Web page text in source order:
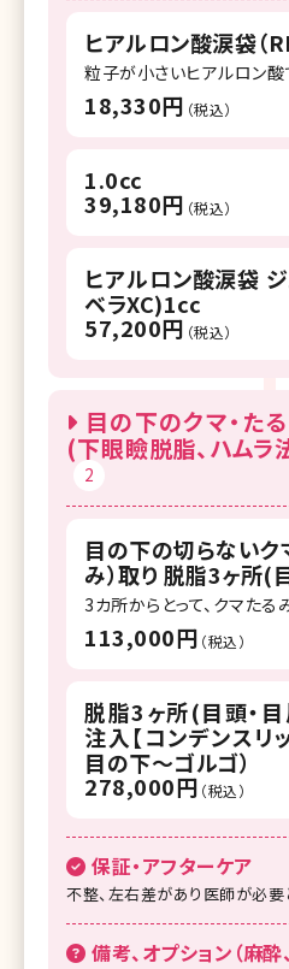
ヒアルロン酸涙袋（
粒子が小さいヒアルロン
18,330円 （税込）
1.0cc
39,180円 （税込）
ヒアルロン酸涙袋
ベラXC)1cc
57,200円 （税込）
目の下のクマ・た
(下眼瞼脱脂、ハムラ
2
目の下の切らないク
み）取り 脱脂3ヶ所(
3カ所からとって、クマたる
113,000円 （税込）
脱脂3ヶ所(目頭・
注入【コンデンスリ
目の下～ゴルゴ）
278,000円 （税込）
保証・アフターケア
不整、左右差があり医師が必
備考、オプション（麻酔